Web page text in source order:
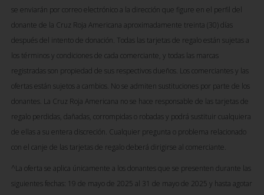
se enviarán por correo electrónico a la dirección que figure en el perfil del
donante de la Cruz Roja Americana aproximadamente treinta (30) días
después del intento de donación. Todas las tarjetas de regalo están sujetas a
los términos y condiciones de cada comerciante, y todas las marcas
registradas son propiedad de sus respectivos dueños. Los comerciantes y las
ofertas están sujetos a cambios. No se admiten sustituciones por parte de los
donantes. La Cruz Roja Americana no se hace responsable de las tarjetas de
regalo perdidas, dañadas, corrompidas o robadas y podrá sustituir cualquiera
de ellas a su entera discreción. Cualquier pregunta o problema relacionado
con el canje de las tarjetas de regalo deberá dirigirse al comerciante.
^La oferta se aplica únicamente a los donantes que se presenten durante las
siguientes fechas: 19 de mayo de 2025 al 31 de mayo de 2025 y hasta agotar